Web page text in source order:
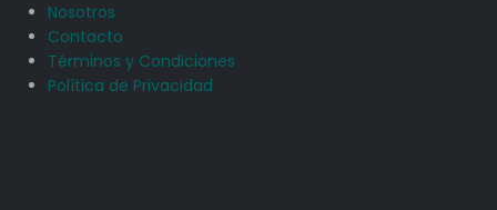
Nosotros
Contacto
Términos y Condiciones
Política de Privacidad